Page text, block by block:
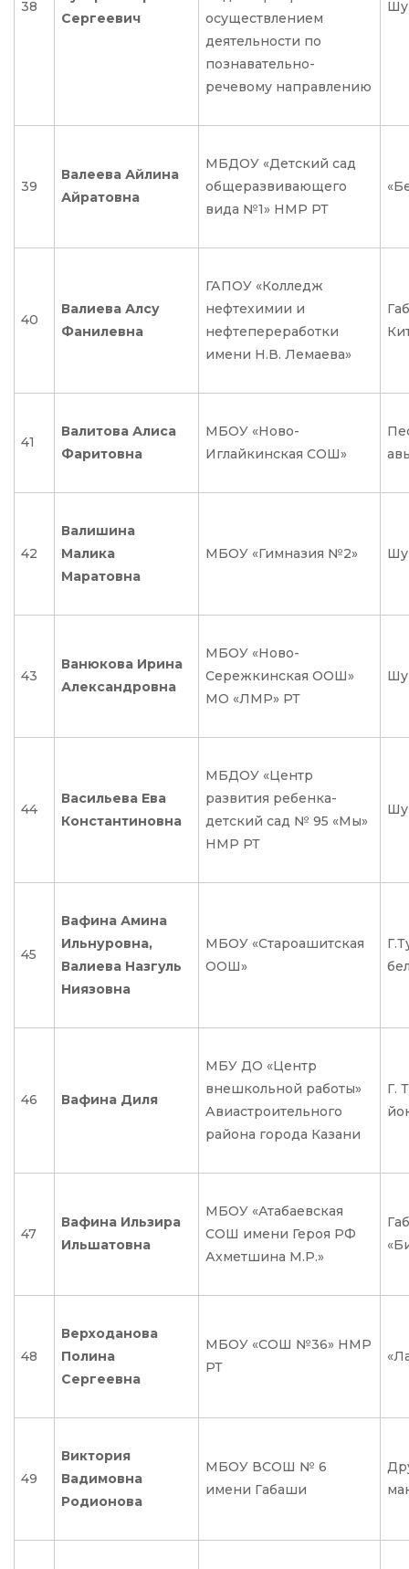
38
Сергеевич
осуществлением
деятельности по
познавательно-
речевому направлению
39
Валеева Айлина
Айратовна
МБДОУ «Детский сад
общеразвивающего
вида №1» НМР РТ
40
Валиева Алсу
Фанилевна
ГАПОУ «Колледж
нефтехимии и
нефтепереработки
имени Н.В. Лемаева»
41
Валитова Алиса
Фаритовна
МБОУ «Ново-
Иглайкинская СОШ»
42
Валишина
Малика
Маратовна
МБОУ «Гимназия №2»
43
Ванюкова Ирина
Александровна
МБОУ «Ново-
Сережкинская ООШ»
МО «ЛМР» РТ
44
Васильева Ева
Константиновна
МБДОУ «Центр
развития ребенка-
детский сад № 95 «Мы»
НМР РТ
45
Вафина Амина
Ильнуровна,
Валиева Назгуль
Ниязовна
МБОУ «Староашитская
ООШ»
46 Вафина Диля
МБУ ДО «Центр
внешкольной работы»
Авиастроительного
района города Казани
Г.
47
Вафина Ильзира
Ильшатовна
МБОУ «Атабаевская
СОШ имени Героя РФ
Ахметшина М.Р.»
48
Верходанова
Полина
Сергеевна
МБОУ «СОШ №36» НМР
РТ
49
Виктория
Вадимовна
Родионова
МБОУ ВСОШ № 6
имени Габаши